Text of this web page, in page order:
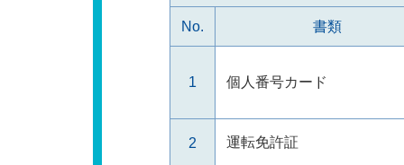
No. 書類
1 個人番号カード
2 運転免許証